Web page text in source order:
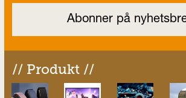
// Produkt //